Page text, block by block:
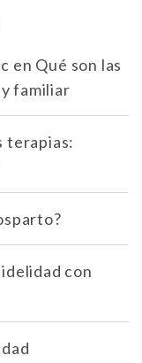
en Qué son las
familiar
terapias:
con